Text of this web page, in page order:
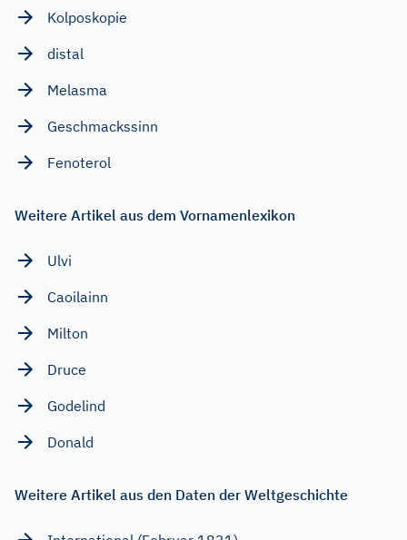
Kolposkopie
distal
Melasma
Geschmackssinn
Fenoterol
Weitere Artikel aus dem Vornamenlexikon
Ulvi
Caoilainn
Milton
Druce
Godelind
Donald
Weitere Artikel aus den Daten der Weltgeschichte